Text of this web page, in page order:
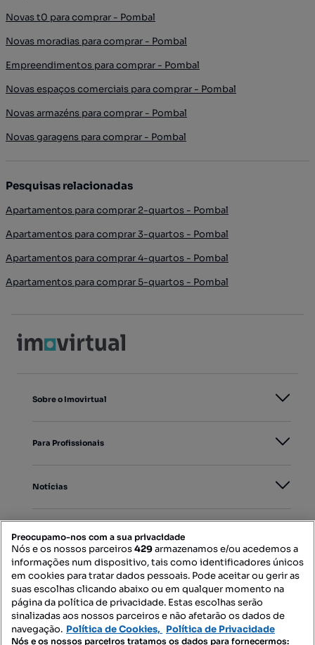
Novas t0 para comprar - Pombal
Novas moradias para comprar - Pombal
Empreendimentos para comprar - Pombal
Novas espaços comerciais para comprar - Pombal
Novas armazéns para comprar - Pombal
Novas garagens para comprar - Pombal
Pesquisas relacionadas
Apartamentos para comprar 2-quartos - Pombal
Apartamentos para comprar 3-quartos - Pombal
Apartamentos para comprar 4-quartos - Pombal
Apartamentos para comprar 5-quartos - Pombal
Sobre o Imovirtual
Para Profissionais
Notícias
Mapa do Site
Contacte-nos
Preocupamo-nos com a sua privacidade
Nós e os nossos parceiros429armazenamos e/ou acedemos a
informações num dispositivo, tais como identificadores únicos
em cookies para tratar dados pessoais. Pode aceitar ou gerir as
suas escolhas clicando abaixo ou em qualquer momento na
página da política de privacidade. Estas escolhas serão
sinalizadas aos nossos parceiros e não afetarão os dados de
navegação. Política de Cookies, Política de Privacidade
Nós e os nossos parceiros tratamos os dados para fornecermos: